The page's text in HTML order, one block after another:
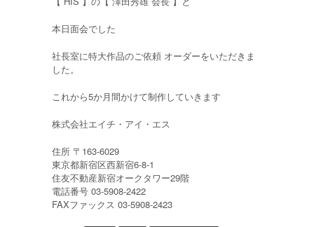
本日面会でした
社長室に特大作品のご依頼 オーダーをいただきま
した。
これから5か月間かけて制作していきます
株式会社エイチ・アイ・エス
住所 〒163-6029
東京都新宿区西新宿6-8-1
住友不動産新宿オークタワー29階
電話番号 03-5908-2422
FAXファックス 03-5908-2423